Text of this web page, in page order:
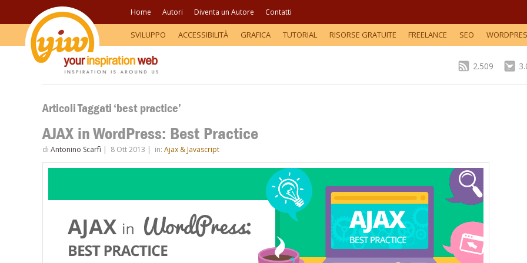
Home Autori Diventa un Autore Contatti
SVILUPPO ACCESSIBILITÀ GRAFICA TUTORIAL RISORSE GRATUITE FREELANCE SEO
2.509
Articoli Taggati ‘best practice’
AJAX in WordPress: Best Practice
di Antonino Scarfì | 8 Ott 2013 | in: Ajax & Javascript